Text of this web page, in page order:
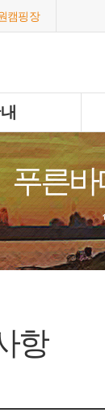
캠핑장
푸른바
항